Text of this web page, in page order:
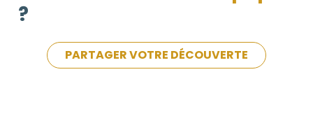
?
PARTAGER VOTRE DÉCOUVERTE